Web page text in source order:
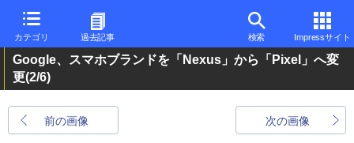
カテゴリ 過去記事 検索 Impressサイト
Google、スマホブランドを「Nexus」から「Pixel」へ変
更(2/6)
前の画像 次の画像